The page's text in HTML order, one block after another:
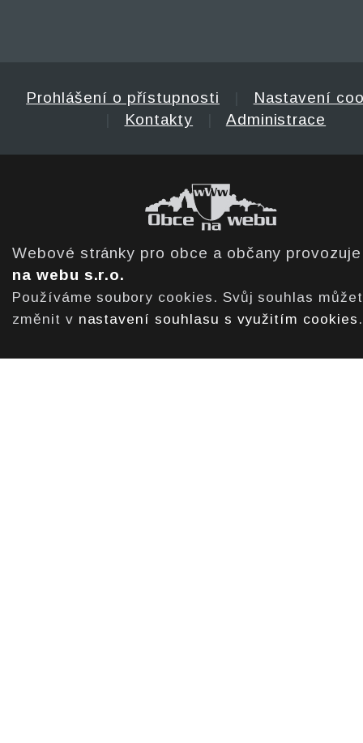
Prohlášení o přístupnosti
Nastavení
Kontakty Administrace
Webové stránky pro obce a občany
na webu s.r.o.
Používáme soubory cookies. Svůj souhlas
změnit v nastavení souhlasu s využitím cookies .